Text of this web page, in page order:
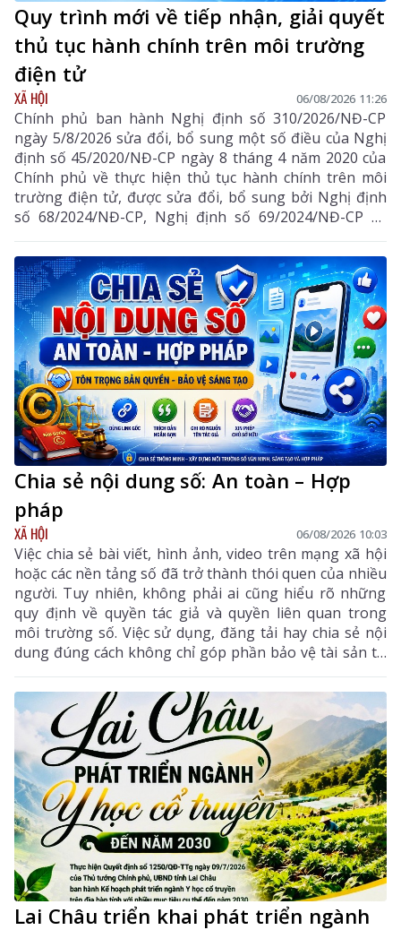
Quy trình mới về tiếp nhận, giải quyết
thủ tục hành chính trên môi trường
điện tử
XÃ HỘI 06/08/2026 11:26
Chính phủ ban hành Nghị định số 310/2026/NĐ-CP
ngày 5/8/2026 sửa đổi, bổ sung một số điều của Nghị
định số 45/2020/NĐ-CP ngày 8 tháng 4 năm 2020 của
Chính phủ về thực hiện thủ tục hành chính trên môi
trường điện tử, được sửa đổi, bổ sung bởi Nghị định
số 68/2024/NĐ-CP, Nghị định số 69/2024/NĐ-CP và
Nghị định số 118/2025/NĐ-CP.
Chia sẻ nội dung số: An toàn – Hợp
pháp
XÃ HỘI 06/08/2026 10:03
Việc chia sẻ bài viết, hình ảnh, video trên mạng xã hội
hoặc các nền tảng số đã trở thành thói quen của nhiều
người. Tuy nhiên, không phải ai cũng hiểu rõ những
quy định về quyền tác giả và quyền liên quan trong
môi trường số. Việc sử dụng, đăng tải hay chia sẻ nội
dung đúng cách không chỉ góp phần bảo vệ tài sản trí
tuệ của tác giả, mà còn giúp mỗi cá nhân tránh những
vi phạm pháp luật khi tham gia không gian mạng.
Lai Châu triển khai phát triển ngành